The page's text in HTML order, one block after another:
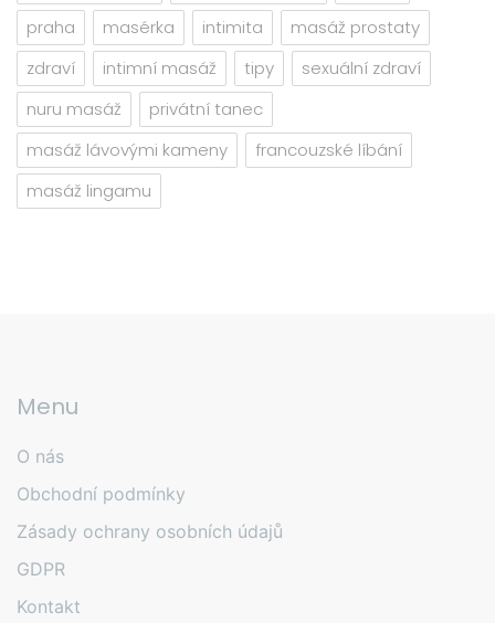
praha
masérka intimita
masáž prostaty
zdraví
intimní masáž tipy
sexuální zdraví
nuru masáž
privátní tanec
masáž lávovými kameny
francouzské líbání
masáž lingamu
Menu
O nás
Obchodní podmínky
Zásady ochrany osobních údajů
GDPR
Kontakt